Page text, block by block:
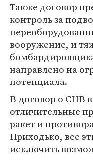
Также договор
контроль за
вооружение, и
направлено на
потенциала.
В договор о СНВ
отличительные
ракет и
Приходько, все
исключить